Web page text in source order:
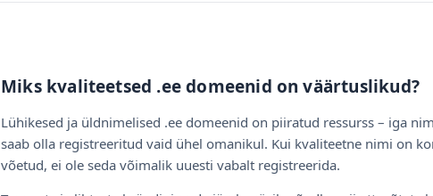
Miks kvaliteetsed .ee domeenid on väärtuslikud?
Lühikesed ja üldnimelised .ee domeenid on piiratud ressurss – iga
saab olla registreeritud vaid ühel omanikul. Kui kvaliteetne nimi on
võetud, ei ole seda võimalik uuesti vabalt registreerida.